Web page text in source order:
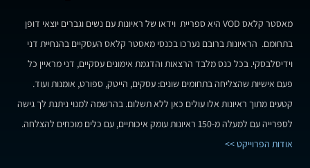
מאסטר קלאס VOD היא ספריית וידאו של ראיונות עם נשים וגברים יוצאי דופן
בתחומם. הראיונות ברובם נערכו בכנסי מאסטר קלאס העסקיים בהנחיית דני
וידיסלבסקי. בכל כנס מלבד הרצאות והדגמת אימונים עסקיים, דני מראיין כל
פעם אישיות שהצליחה בתחומים שונים: עסקים, הייטק, ספורט, אומנות ועוד.
קטעים מתוך ראיונות אלו עולים כאן ללא תשלום. בהרשמה למנוי ניתנת לך גישה
לספרייה עם למעלה מ-150 ראיונות עומק איכותיים, עם כלים מוכחים להצלחה.
אודות הפרוייקט >>